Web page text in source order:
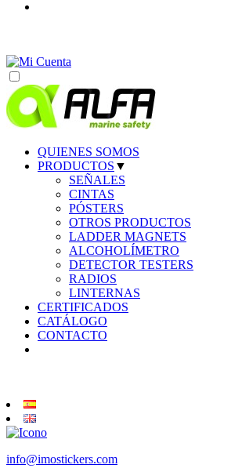
QUIENES SOMOS
PRODUCTOS ▼
SEÑALES
CINTAS
PÓSTERS
OTROS PRODUCTOS
LADDER MAGNETS
ALCOHOLÍMETRO
DETECTOR TESTERS
RADIOS
LINTERNAS
CERTIFICADOS
CATÁLOGO
CONTACTO
info@imostickers.com